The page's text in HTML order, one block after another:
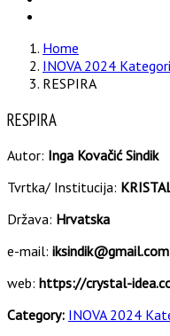
Home
INOVA 2024
RESPIRA
RESPIRA
Autor: Inga Kovačić Sindik
Tvrtka/ Institucija:
Država: Hrvatska
e-mail: iksindik@gmail.com
web: https://crystal-
Category: INOVA 2024